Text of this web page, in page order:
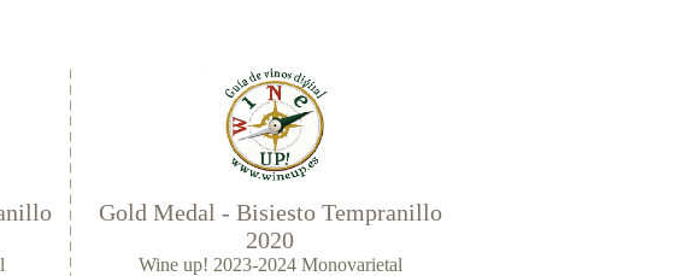
Gold Medal - Bisiesto Tempranillo
2020
Wine up! 2023-2024 Monovarietal